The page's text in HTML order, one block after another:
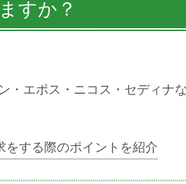
すか？
・エポス・ニコス・セディナ
をする際のポイントを紹介